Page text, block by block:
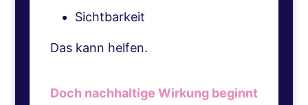
Sichtbarkeit
Das kann helfen.
Doch nachhaltige Wirkung beginnt